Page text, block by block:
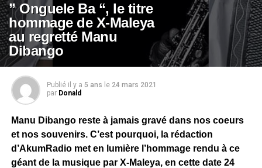
” Onguele Ba “, le titre
hommage de X-Maleya
au regretté Manu
Dibango
Publié il y a 5 ans le 24 mars 2021
par Donald
Manu Dibango reste à jamais gravé dans nos coeurs
et nos souvenirs. C’est pourquoi, la rédaction
d’AkumRadio met en lumière l’hommage rendu à ce
géant de la musique par X-Maleya, en cette date 24